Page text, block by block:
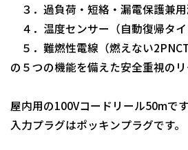
３．過負荷・短絡・漏電保護兼
４．温度センサー（自動復帰タイ
５．難燃性電線（燃えない2PNCT
の５つの機能を備えた安全重視のリ
屋内用の100Vコードリール50mです
入力プラグはポッキンプラグです。